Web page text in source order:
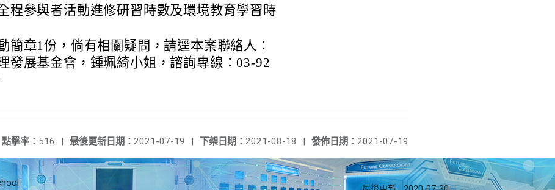
程參與者活動進修研習時數及環境教育學習時
簡章1份，倘有相關疑問，請逕本案聯絡人：
發展基金會，鍾珮綺小姐，諮詢專線：03-92
發佈日期： 2021-07-19
下架日期： 2021-08-18 |
最後更新日期： 2021-07-19 |
點擊率： 516 |